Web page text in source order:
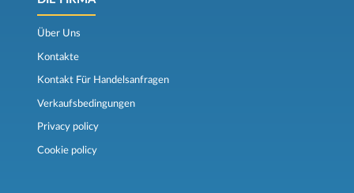
Über Uns
Kontakte
Kontakt Für Handelsanfragen
Verkaufsbedingungen
Privacy policy
Cookie policy